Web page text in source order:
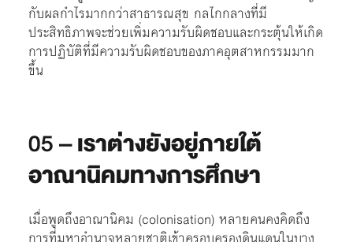
กับผลกำไรมากกว่าสาธารณสุข กลไกกลางที่มี
ประสิทธิภาพจะช่วยเพิ่มความรับผิดชอบและกระตุ้นให้เกิด
การปฏิบัติที่มีความรับผิดชอบของภาคอุตสาหกรรมมาก
ขึ้น
05 –เราต่างยังอยู่ภายใต้
อาณานิคมทางการศึกษา
เมื่อพูดถึงอาณานิคม (colonisation) หลายคนคงคิดถึง